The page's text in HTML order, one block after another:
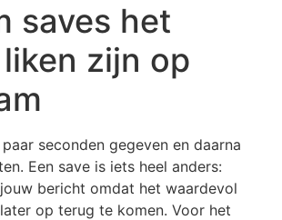
saves het
zijn op
seconden gegeven en daarna
Een save is iets heel anders:
bericht omdat het waardevol
op terug te komen. Voor het